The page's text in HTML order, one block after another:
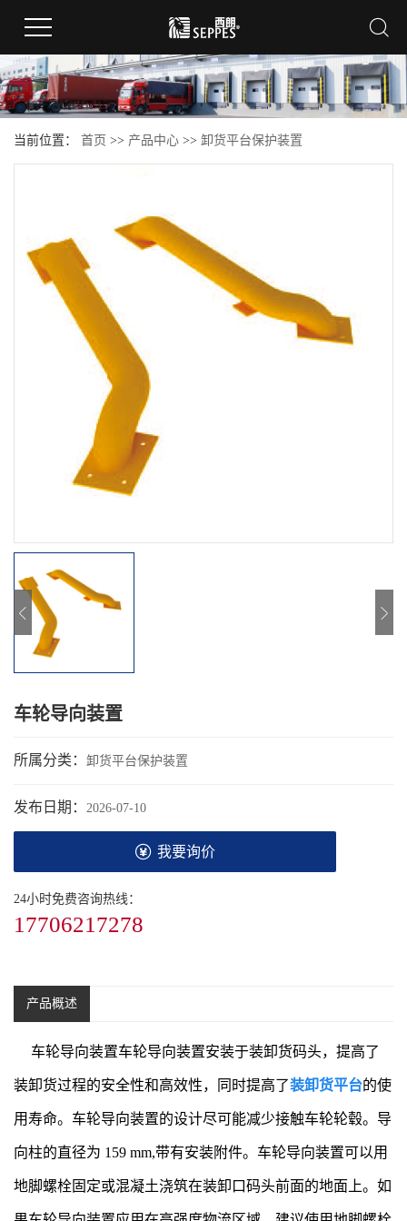
当前位置： 首页 >> 产品中心 >> 卸货平台保护装置
车轮导向装置
所属分类： 卸货平台保护装置
发布日期： 2026-07-10
我要询价
24小时免费咨询热线：
17706217278
产品概述
车轮导向装置车轮导向装置安装于装卸货码头，提高了
装卸货过程的安全性和高效性，同时提高了装卸货平台的使
用寿命。车轮导向装置的设计尽可能减少接触车轮轮毂。导
向柱的直径为 159 mm,带有安装附件。车轮导向装置可以用
地脚螺栓固定或混凝土浇筑在装卸口码头前面的地面上。如